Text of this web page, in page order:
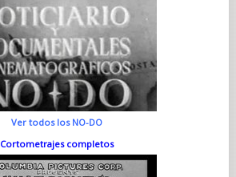
Ver todos los NO-DO
Cortometrajes completos